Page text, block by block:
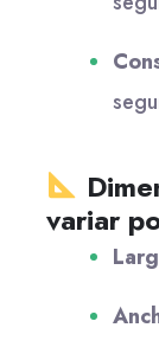
variar